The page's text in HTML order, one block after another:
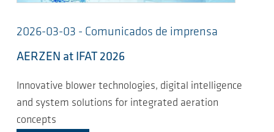
2026-03-03 - Comunicados de imprensa
AERZEN at IFAT 2026
Innovative blower technologies, digital intelligence
and system solutions for integrated aeration
concepts